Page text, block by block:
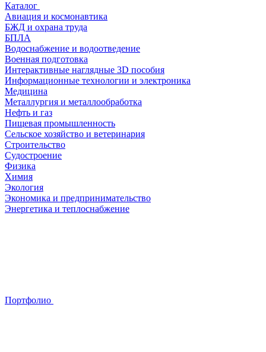
Каталог
Авиация и космонавтика
БЖД и охрана труда
БПЛА
Водоснабжение и водоотведение
Военная подготовка
Интерактивные наглядные 3D пособия
Информационные технологии и электроника
Медицина
Металлургия и металлообработка
Нефть и газ
Пищевая промышленность
Сельское хозяйство и ветеринария
Строительство
Судостроение
Физика
Химия
Экология
Экономика и предпринимательство
Энергетика и теплоснабжение
Портфолио